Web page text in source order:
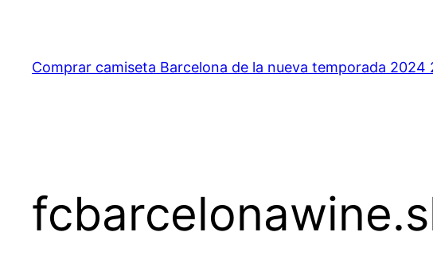
contenido
Comprar camiseta Barcelona de la nueva temporada 2024